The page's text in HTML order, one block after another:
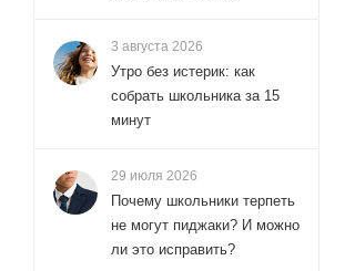
3 августа 2026
Утро без истерик: как
собрать школьника за 15
минут
29 июля 2026
Почему школьники терпеть
не могут пиджаки? И можно
ли это исправить?